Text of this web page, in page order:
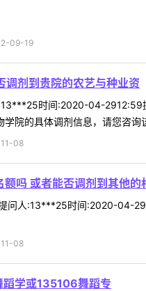
09-19
剂到贵院的农艺与种业资
时间:2020-04-
学院的具体调剂信息，请您咨
08
吗 或者能否调剂到其他的
问人:13***25时间:2020-04-
08
学或135106舞蹈专